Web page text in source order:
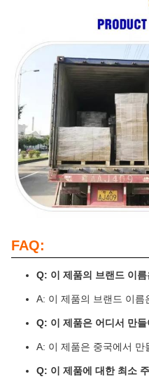
FAQ:
Q: 이 제품의 브랜드 이
A: 이 제품의 브랜드 이름
Q: 이 제품은 어디서 만
A: 이 제품은 중국에서 만
Q: 이 제품에 대한 최소